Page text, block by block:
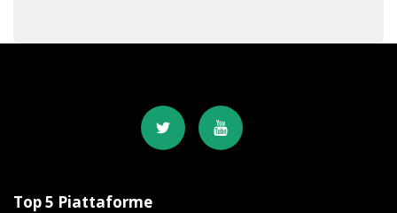
Top 5 Piattaforme